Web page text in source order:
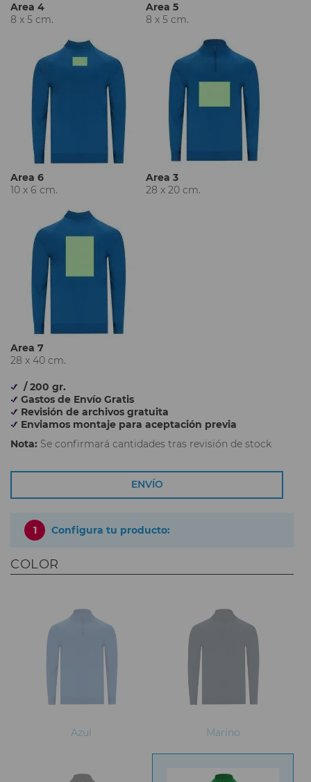
Area 4
8 x 5 cm.
Area 5
8 x 5 cm.
Area 6
10 x 6 cm.
Area 3
28 x 20 cm.
Area 7
28 x 40 cm.
/ 200 gr.
Gastos de Envío Gratis
Revisión de archivos gratuita
Enviamos montaje para aceptación previa
Nota: Se confirmará cantidades tras revisión de stock
ENVÍO
1 Configura tu producto:
COLOR
Azul Marino